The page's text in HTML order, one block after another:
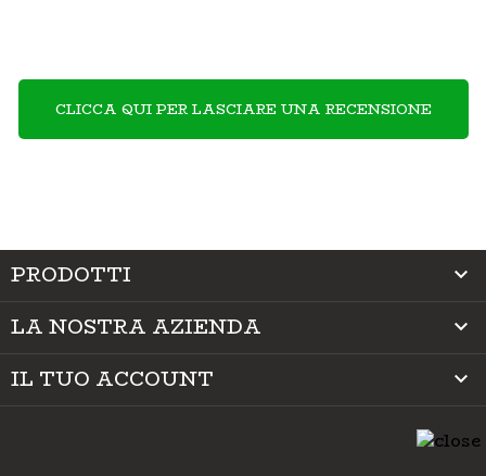
CLICCA QUI PER LASCIARE UNA RECENSIONE
PRODOTTI 
LA NOSTRA AZIENDA 
IL TUO ACCOUNT 